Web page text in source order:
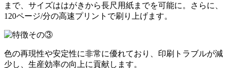
まで、サイズははがきから長尺用紙までを可能に。さらに、
120ページ/分の高速プリントで刷り上げます。
色の再現性や安定性に非常に優れており、印刷トラブルが減
少し、生産効率の向上に貢献します。